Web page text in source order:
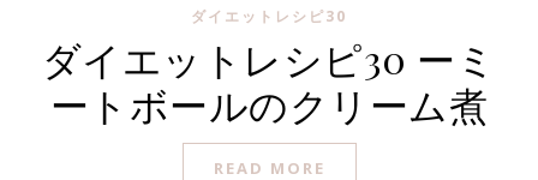
ダイエットレシピ30
ダイエットレシピ30 ーミ
ートボールのクリーム煮
READ MORE